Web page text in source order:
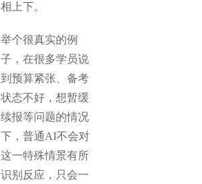
相上下。
举个很真实的例
子，在很多学员说
到预算紧张、备考
状态不好，想暂缓
续报等问题的情况
下，普通AI不会对
这一特殊情景有所
识别反应，只会一